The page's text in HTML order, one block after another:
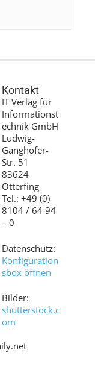
Kontakt
IT Verlag für
Informationst
echnik GmbH
Ludwig-
Ganghofer-
Str. 51
83624
Otterfing
Tel.: +49 (0)
8104 / 64 94
– 0
Datenschutz:
Konfiguration
sbox öffnen
Bilder:
shutterstock.c
om